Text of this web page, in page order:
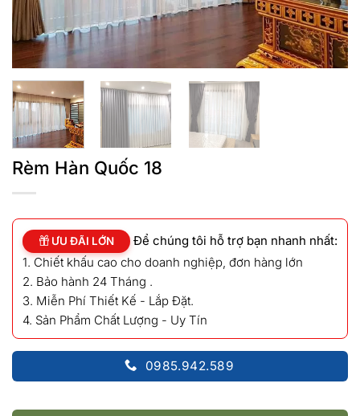
Rèm Hàn Quốc 18
ƯU ĐÃI LỚN
Để chúng tôi hỗ trợ bạn nhanh nhất:
1. Chiết khấu cao cho doanh nghiệp, đơn hàng lớn
2. Bảo hành 24 Tháng .
3. Miễn Phí Thiết Kế - Lắp Đặt.
4. Sản Phẩm Chất Lượng - Uy Tín
0985.942.589